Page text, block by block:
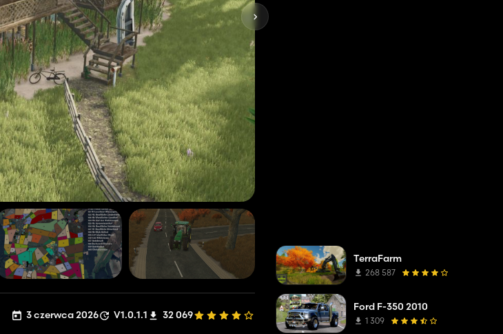
3 czerwca 2026 V1.0.1.1 32 069
TerraFarm
268 587
Ford F-350 2010
1 309